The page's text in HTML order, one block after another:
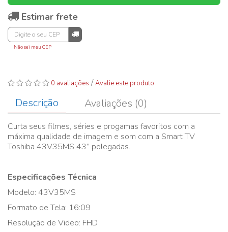
Estimar frete
Não sei meu CEP
0 avaliações /Avalie este produto
Descrição Avaliações (0)
Curta seus filmes, séries e progamas favoritos com a
máxima qualidade de imagem e som com a Smart TV
Toshiba 43V35MS 43” polegadas.
Especificações Técnica
Modelo: 43V35MS
Formato de Tela: 16:09
Resolução de Video: FHD